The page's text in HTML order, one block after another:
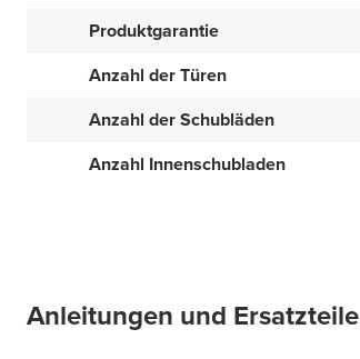
Produktgarantie
Anzahl der Türen
Anzahl der Schubläden
Anzahl Innenschubladen
Anleitungen und Ersatzteile